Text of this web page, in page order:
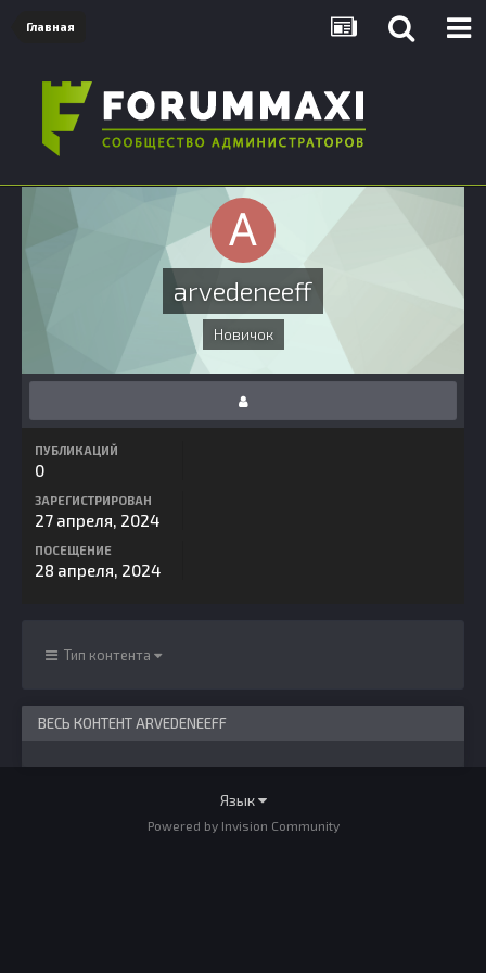
Главная
arvedeneeff
Новичок
ПУБЛИКАЦИЙ
0
ЗАРЕГИСТРИРОВАН
27 апреля, 2024
ПОСЕЩЕНИЕ
28 апреля, 2024
Тип контента
ВЕСЬ КОНТЕНТ ARVEDENEEFF
Язык
Powered by Invision Community